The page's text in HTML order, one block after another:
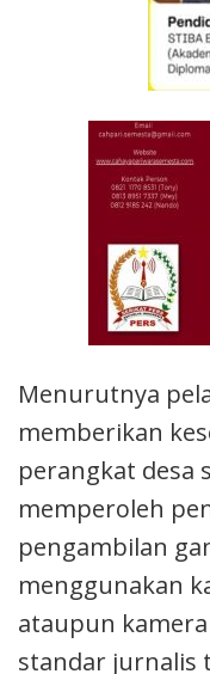
Menurutnya
memberikan
perangkat desa
memperoleh
pengambilan
menggunakan
ataupun
standar jurnalis